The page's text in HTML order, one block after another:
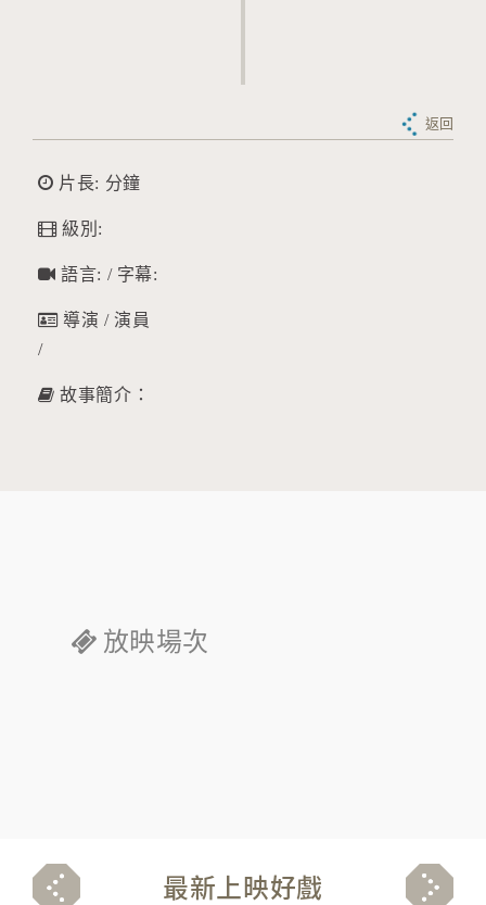
返回
片長: 分鐘
級別:
語言: / 字幕:
導演 / 演員
/
故事簡介：
放映場次
最新上映好戲